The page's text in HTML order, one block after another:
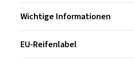
Wichtige Informationen
EU-Reifenlabel